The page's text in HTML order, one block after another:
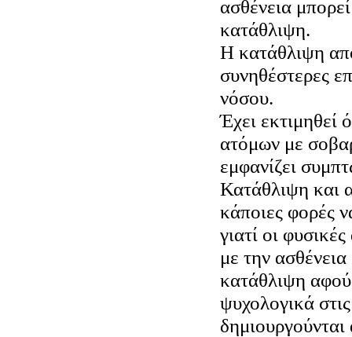
ασθένεια
κατάθλιψη.
Η κατάθλιψη
συνηθέστερες
νόσου.
Έχει εκτιμηθεί
ατόμων με
εμφανίζει
Κατάθλιψη και
κάποιες φορές
γιατί οι
με την
κατάθλιψη
ψυχολογικά